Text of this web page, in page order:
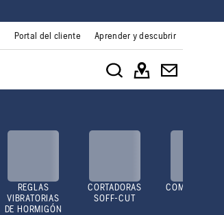
Portal del cliente Aprender y descubrir
REGLAS
VIBRATORIAS
DE HORMIGÓN
CORTADORAS
SOFF-CUT